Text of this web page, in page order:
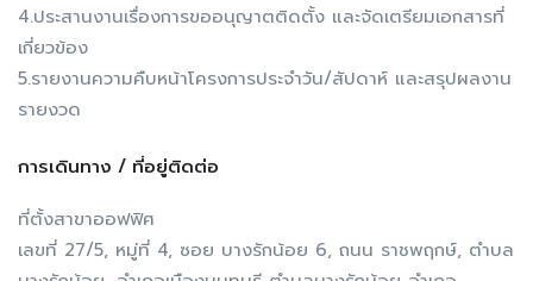
4.ประสานงานเรื่องการขออนุญาตติดตั้ง และจัดเตรียมเอกสารที่
เกี่ยวข้อง
5.รายงานความคืบหน้าโครงการประจำวัน/สัปดาห์ และสรุปผลงาน
รายงวด
การเดินทาง / ที่อยู่ติดต่อ
ที่ตั้งสาขาออฟฟิศ
เลขที่ 27/5, หมู่ที่ 4, ซอย บางรักน้อย 6, ถนน ราชพฤกษ์, ตำบล